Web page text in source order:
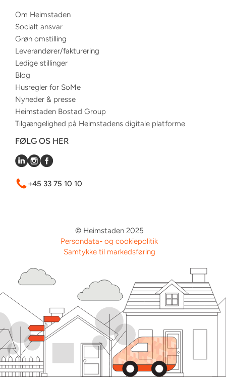
Om Heimstaden
Socialt ansvar
Grøn omstilling
Leverandører/fakturering
Ledige stillinger
Blog
Husregler for SoMe
Nyheder & presse
Heimstaden Bostad Group
Tilgængelighed på Heimstadens digitale platforme
FØLG OS HER
+45 33 75 10 10
© Heimstaden 2025
Persondata- og cookiepolitik
Samtykke til markedsføring